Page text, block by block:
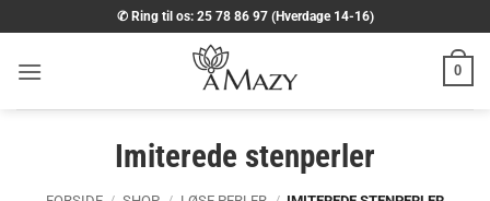
til
indhold
✆ Ring til os: 25 78 86 97 (Hverdage 14-16)
0
Imiterede stenperler